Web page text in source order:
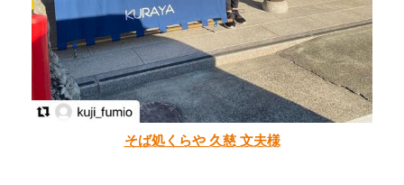
そば処くらや 久慈 文夫様